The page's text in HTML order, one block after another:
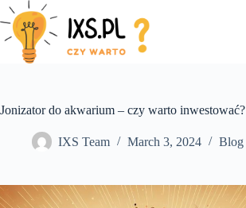
Skip
to
content
Jonizator do akwarium – czy warto inwestować?
IXS Team March 3, 2024 Blog